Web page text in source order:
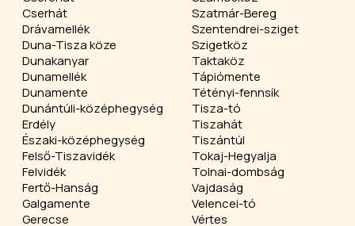
Cserhát
Drávamellék
Duna-Tisza köze
Dunakanyar
Dunamellék
Dunamente
Dunántúli-középhegység
Erdély
Északi-középhegység
Felső-Tiszavidék
Felvidék
Fertő-Hanság
Galgamente
Gerecse
Szatmár-Bereg
Szentendrei-sziget
Szigetköz
Taktaköz
Tápiómente
Tétényi-fennsík
Tisza-tó
Tiszahát
Tiszántúl
Tokaj-Hegyalja
Tolnai-dombság
Vajdaság
Velencei-tó
Vértes